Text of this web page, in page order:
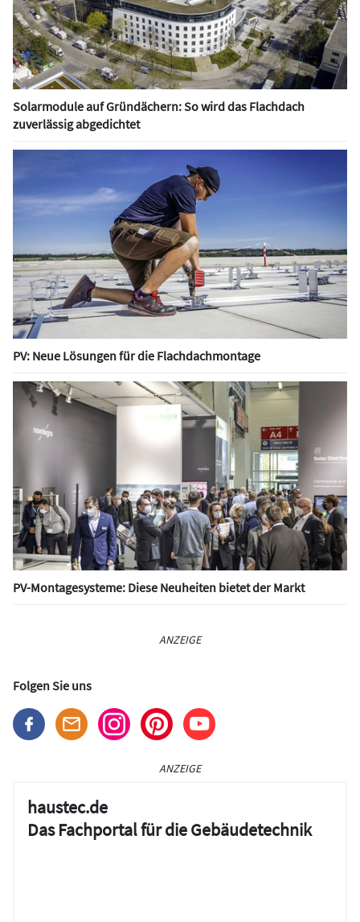
Solarmodule auf Gründächern: So wird das Flachdach
zuverlässig abgedichtet
PV: Neue Lösungen für die Flachdachmontage
PV-Montagesysteme: Diese Neuheiten bietet der Markt
ANZEIGE
Folgen Sie uns
ANZEIGE
haustec.de
Das Fachportal für die Gebäudetechnik